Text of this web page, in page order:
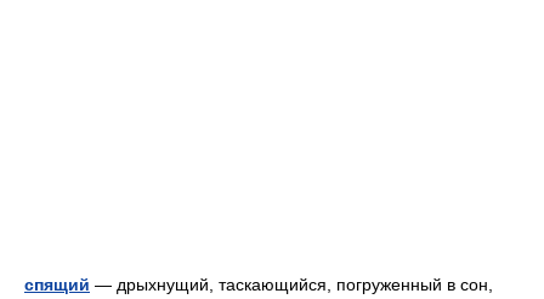
спящий — дрыхнущий, таскающийся, погруженный в сон,